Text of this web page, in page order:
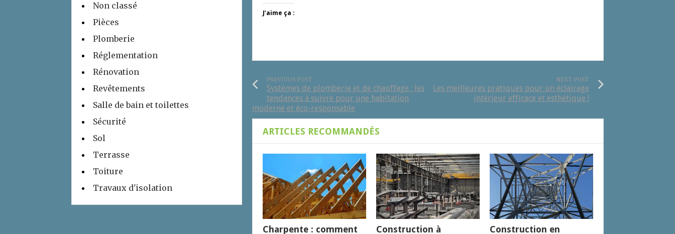
J’aime ça :
PREVIOUS POST
Systèmes de plomberie et de chauffage : les
tendances à suivre pour une habitation
moderne et éco-responsable
NEXT POST
Les meilleures pratiques pour un éclairage
intérieur efficace et esthétique !
ARTICLES RECOMMANDÉS
Charpente : comment Construction à Construction en
Non classé
Pièces
Plomberie
Réglementation
Rénovation
Revêtements
Salle de bain et toilettes
Sécurité
Sol
Terrasse
Toiture
Travaux d'isolation